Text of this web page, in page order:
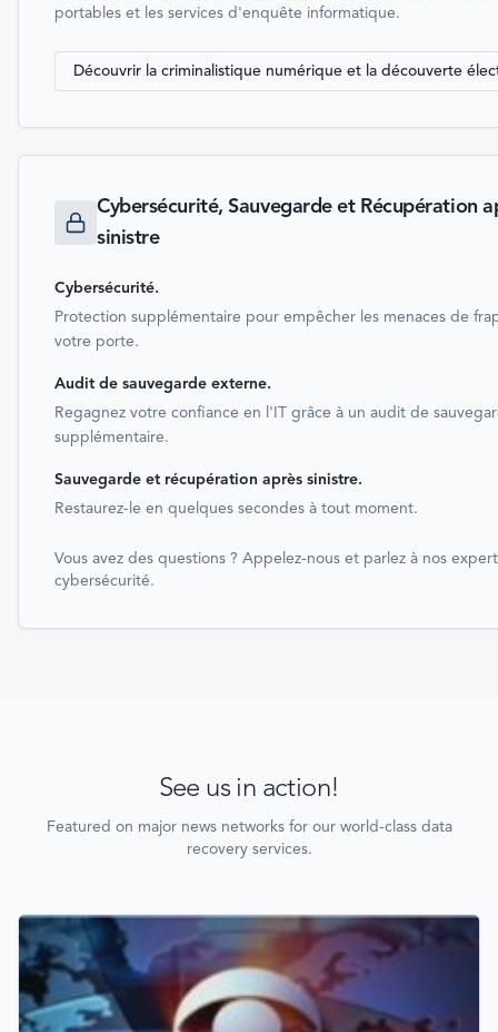
portables et les services d'enquête informatique.
Découvrir la criminalistique numérique et la découverte
Cybersécurité, Sauvegarde et Récupération
sinistre
Cybersécurité.
Protection supplémentaire pour empêcher les menaces de
votre porte.
Audit de sauvegarde externe.
Regagnez votre confiance en l'IT grâce à un audit de
supplémentaire.
Sauvegarde et récupération après sinistre.
Restaurez-le en quelques secondes à tout moment.
Vous avez des questions ? Appelez-nous et parlez à nos
cybersécurité.
See us in action!
Featured on major news networks for our world-class data
recovery services.